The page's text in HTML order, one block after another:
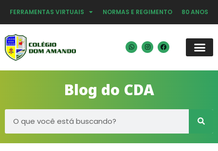
FERRAMENTAS VIRTUAIS NORMAS E REGIMENTO 80 ANOS
Blog do CDA